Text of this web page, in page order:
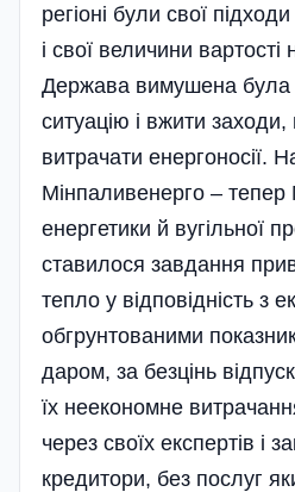
регіоні були свої
і свої величини вартості
Держава вимушена була
ситуацію і вжити
витрачати енергоносії.
Мінпаливенерго – тепер
енергетики й вугільної
ставилося завдання
тепло у відповідність з
обгрунтованими
даром, за безцінь
їх неекономне
через своїх експертів і
кредитори, без послуг